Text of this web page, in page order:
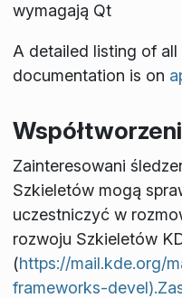
wymagają Qt
A detailed listing of
documentation is on
Zainteresowani
Szkieletów mogą
uczestniczyć w
rozwoju Szkieletów
(https://mail.kde.org/
frameworks-